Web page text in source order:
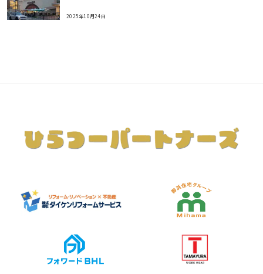
2025年10月24日